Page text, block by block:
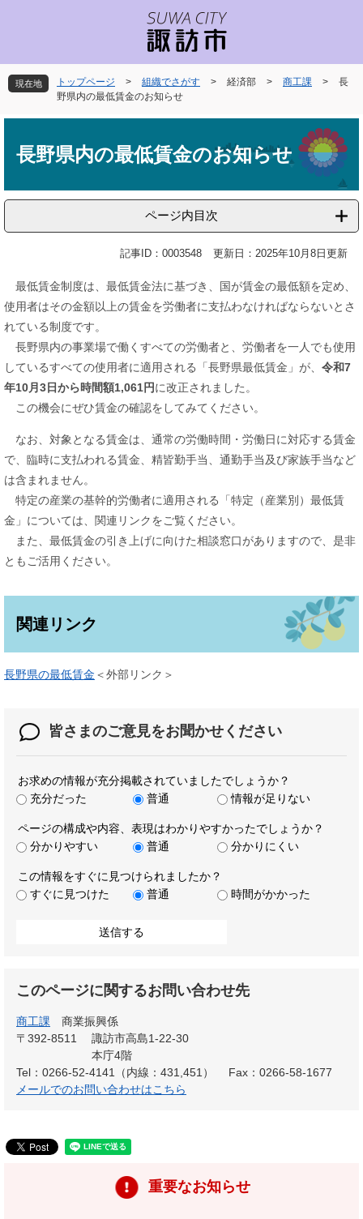
先
頭
を
飛
現在地 トップページ > 組織でさがす > 経済部 > 商工課 >
長
野県内の最低賃金のお知らせ
長野県内の最低賃金のお知らせ
ページ内目次
記事ID：0003548 更新日：2025年10月8日更新
最低賃金制度は、最低賃金法に基づき、国が賃金の最低額を定め、
使用者はその金額以上の賃金を労働者に支払わなければならないとさ
れている制度です。
長野県内の事業場で働くすべての労働者と、労働者を一人でも使用
しているすべての使用者に適用される「長野県最低賃金」が、 令和7
年10月3日から時間額1,061円に改正されました。
この機会にぜひ賃金の確認をしてみてください。
なお、対象となる賃金は、通常の労働時間・労働日に対応する賃金
で、臨時に支払われる賃金、精皆勤手当、通勤手当及び家族手当など
は含まれません。
特定の産業の基幹的労働者に適用される「特定（産業別）最低賃
金」については、関連リンクをご覧ください。
また、最低賃金の引き上げに向けた相談窓口がありますので、是非
ともご活用ください。
関連リンク
長野県の最低賃金 ＜外部リンク＞
皆さまのご意見をお聞かせください
お求めの情報が充分掲載されていましたでしょうか？
充分だった
普通 情報が足りない
ページの構成や内容、表現はわかりやすかったでしょうか？
分かりやすい
普通 分かりにくい
この情報をすぐに見つけられましたか？
すぐに見つけた
普通 時間がかかった
このページに関するお問い合わせ先
商工課
商業振興係
〒392-8511
諏訪市高島1-22-30
本庁4階
Tel：0266-52-4141（内線：431,451）
Fax：0266-58-1677
メールでのお問い合わせはこちら
重要なお知らせ